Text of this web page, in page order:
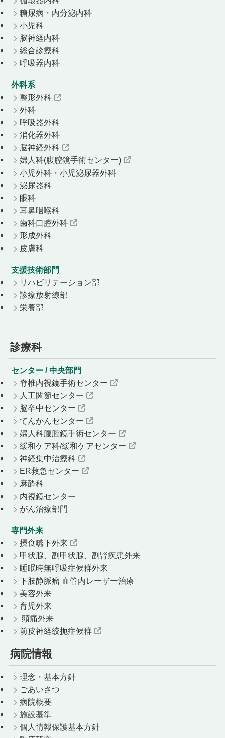
糖尿病・内分泌内科
小児科
脳神経内科
総合診療科
呼吸器内科
外科系
整形外科
外科
呼吸器外科
消化器外科
脳神経外科
婦人科(腹腔鏡手術センター)
小児外科・小児泌尿器外科
泌尿器科
眼科
耳鼻咽喉科
歯科口腔外科
形成外科
皮膚科
支援技術部門
リハビリテーション部
診療放射線部
栄養部
診療科
センター / 中央部門
脊椎内視鏡手術センター
人工関節センター
脳卒中センター
てんかんセンター
婦人科腹腔鏡手術センター
緩和ケア科/緩和ケアセンター
神経集中治療科
ER救急センター
麻酔科
内視鏡センター
がん治療部門
専門外来
摂食嚥下外来
甲状腺、副甲状腺、副腎疾患外来
睡眠時無呼吸症候群外来
下肢静脈瘤 血管内レーザー治療
美容外来
育児外来
頭痛外来
前皮神経絞扼症候群
病院情報
理念・基本方針
ごあいさつ
病院概要
施設基準
個人情報保護基本方針